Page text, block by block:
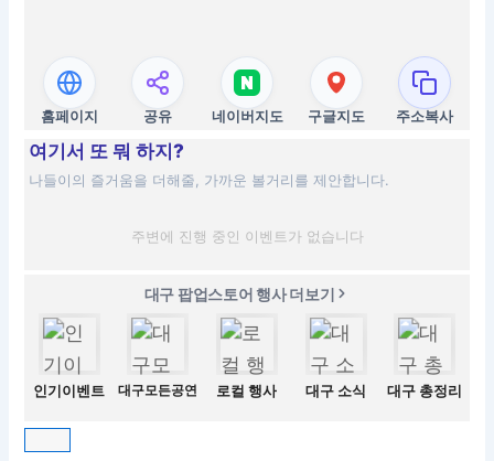
홈페이지 공유 네이버지도 구글지도 주소복사
여기서 또 뭐 하지?
나들이의 즐거움을 더해줄, 가까운 볼거리를 제안합니다.
주변에 진행 중인 이벤트가 없습니다
대구 팝업스토어 행사 더보기
인기이벤트 대구모든공연 로컬 행사 대구 소식 대구 총정리